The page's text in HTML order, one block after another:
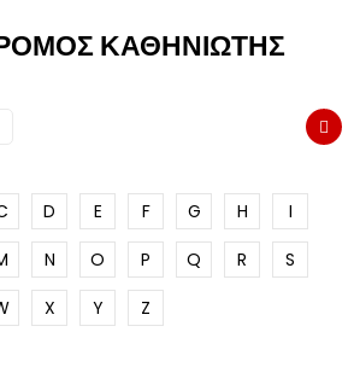
ΚΑΘΗΝΙΏΤΗΣ
D E F G H
I
N O P Q R
S
X Y Z